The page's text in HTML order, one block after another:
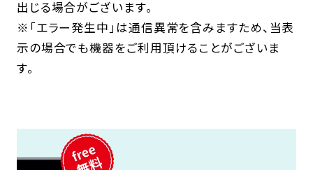
出じる場合がございます。
※「エラー発生中」は通信異常を含みますため、当表
示の場合でも機器をご利用頂けることがございま
す。